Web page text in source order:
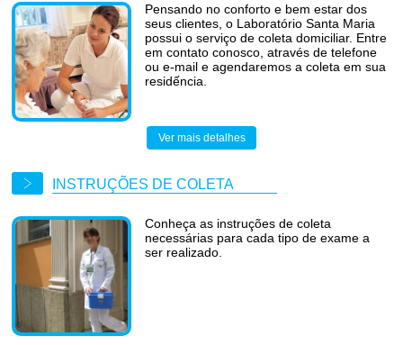
Pensando no conforto e bem estar dos
seus clientes, o Laboratório Santa Maria
possui o serviço de coleta domiciliar. Entre
em contato conosco, através de telefone
ou e-mail e agendaremos a coleta em sua
residếncia.
Ver mais detalhes
INSTRUÇÕES DE COLETA
Conheça as instruções de coleta
necessárias para cada tipo de exame a
ser realizado.